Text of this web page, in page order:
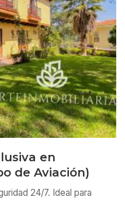
en
de Aviación)
24/7. Ideal para